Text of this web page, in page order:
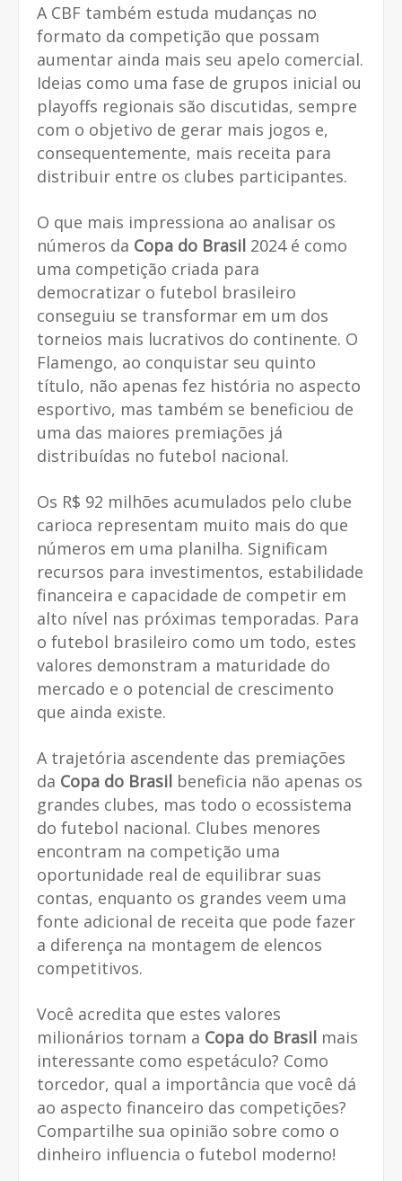
A CBF também estuda mudanças no
formato da competição que possam
aumentar ainda mais seu apelo comercial.
Ideias como uma fase de grupos inicial ou
playoffs regionais são discutidas, sempre
com o objetivo de gerar mais jogos e,
consequentemente, mais receita para
distribuir entre os clubes participantes.
O que mais impressiona ao analisar os
números da Copa do Brasil 2024 é como
uma competição criada para
democratizar o futebol brasileiro
conseguiu se transformar em um dos
torneios mais lucrativos do continente. O
Flamengo, ao conquistar seu quinto
título, não apenas fez história no aspecto
esportivo, mas também se beneficiou de
uma das maiores premiações já
distribuídas no futebol nacional.
Os R$ 92 milhões acumulados pelo clube
carioca representam muito mais do que
números em uma planilha. Significam
recursos para investimentos, estabilidade
financeira e capacidade de competir em
alto nível nas próximas temporadas. Para
o futebol brasileiro como um todo, estes
valores demonstram a maturidade do
mercado e o potencial de crescimento
que ainda existe.
A trajetória ascendente das premiações
da Copa do Brasil beneficia não apenas os
grandes clubes, mas todo o ecossistema
do futebol nacional. Clubes menores
encontram na competição uma
oportunidade real de equilibrar suas
contas, enquanto os grandes veem uma
fonte adicional de receita que pode fazer
a diferença na montagem de elencos
competitivos.
Você acredita que estes valores
milionários tornam a Copa do Brasil mais
interessante como espetáculo? Como
torcedor, qual a importância que você dá
ao aspecto financeiro das competições?
Compartilhe sua opinião sobre como o
dinheiro influencia o futebol moderno!